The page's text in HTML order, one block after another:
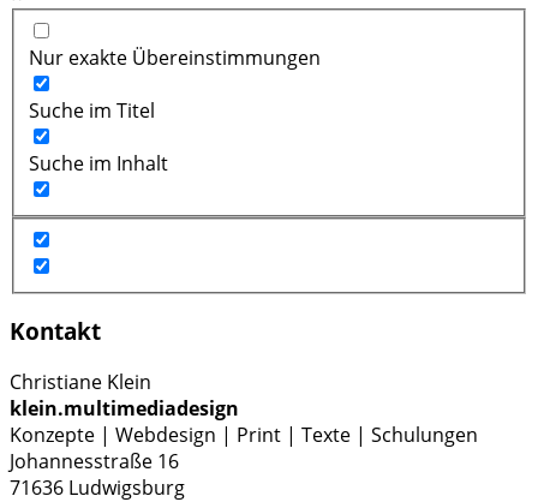
Nur exakte Übereinstimmungen
Suche im Titel
Suche im Inhalt
Kontakt
Christiane Klein
klein.multimediadesign
Konzepte | Webdesign | Print | Texte | Schulungen
Johannesstraße 16
71636 Ludwigsburg